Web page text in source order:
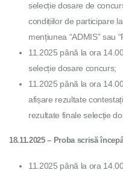
selecție dosare de
condițiilor de participare
mențiunea “ADMIS” sau
11.2025 până la ora
selecție dosare concurs;
11.2025 până la ora
afișare rezultate
rezultate finale selecție
18.11.2025 – Proba scrisă
11.2025 până la ora